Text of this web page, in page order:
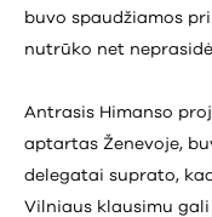
buvo spaudžiamos
nutrūko net
Antrasis Himanso
aptartas Ženevoje,
delegatai suprato,
Vilniaus klausimu